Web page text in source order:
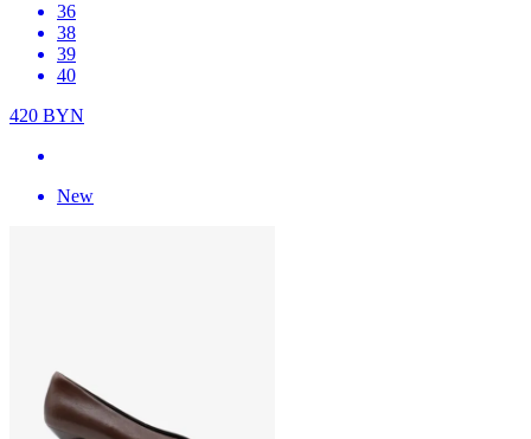
36
38
39
40
420 BYN
New